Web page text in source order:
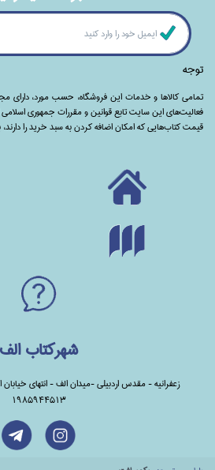
توجه
تمامی‌ کالاها و خدمات این فروشگاه، حسب مورد،‌ دارای
فعالیت‌های این سایت تابع قوانین و مقررات جمهوری
قیمت کتاب‌هایی که امکان اضافه کردن به سبد خرید را
شهرکتاب الف
زعفرانیه - مقدس اردبیلی -میدان الف - انتهای
1985944513